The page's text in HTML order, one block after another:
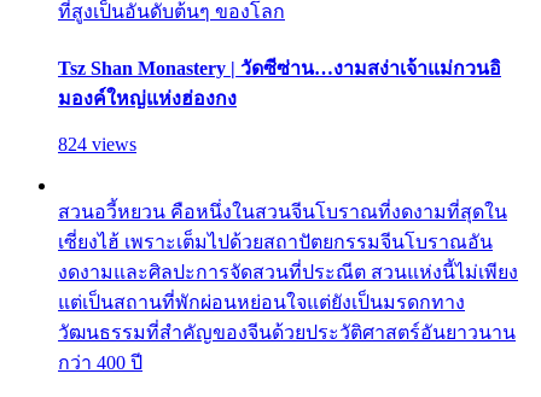
ที่สูงเป็นอันดับต้นๆ ของโลก
Tsz Shan Monastery | วัดซีซ่าน…งามสง่าเจ้าแม่กวนอิ
มองค์ใหญ่แห่งฮ่องกง
824 views
สวนอวี้หยวน คือหนึ่งในสวนจีนโบราณที่งดงามที่สุดใน
เซี่ยงไฮ้ เพราะเต็มไปด้วยสถาปัตยกรรมจีนโบราณอัน
งดงามและศิลปะการจัดสวนที่ประณีต สวนแห่งนี้ไม่เพียง
แต่เป็นสถานที่พักผ่อนหย่อนใจแต่ยังเป็นมรดกทาง
วัฒนธรรมที่สำคัญของจีนด้วยประวัติศาสตร์อันยาวนาน
กว่า 400 ปี